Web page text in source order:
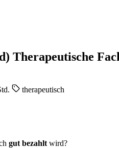
Therapeutische
therapeutisch
gut bezahlt wird?